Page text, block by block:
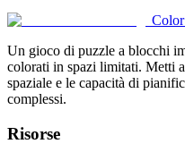
Un gioco di puzzle a blocchi
colorati in spazi limitati. Metti
spaziale e le capacità di
complessi.
Risorse